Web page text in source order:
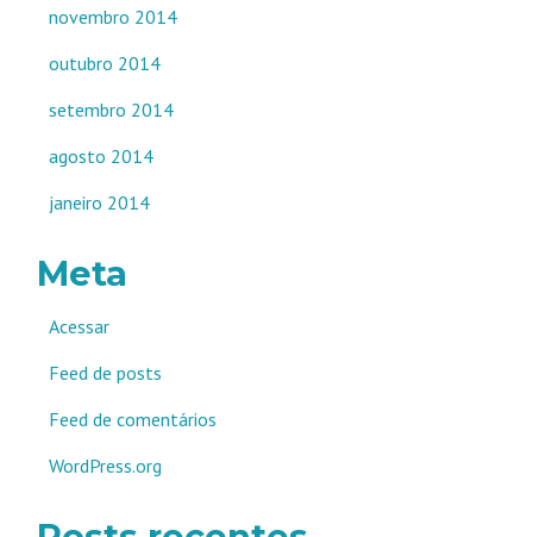
novembro 2014
outubro 2014
setembro 2014
agosto 2014
janeiro 2014
Meta
Acessar
Feed de posts
Feed de comentários
WordPress.org